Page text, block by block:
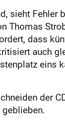
sieht Fehler
Thomas
dass
auch
der